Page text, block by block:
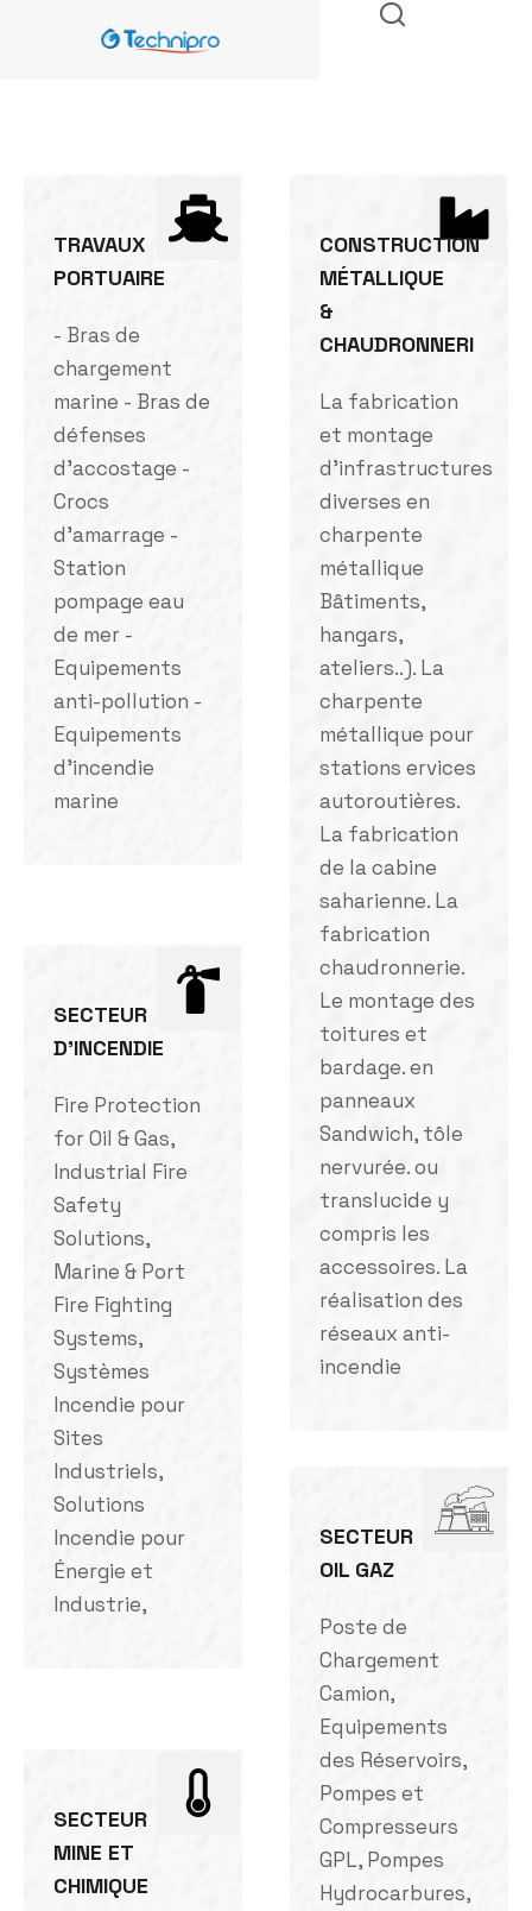
TRAVAUX
PORTUAIRE
- Bras de
chargement
marine - Bras de
défenses
d'accostage -
Crocs
d'amarrage -
Station
pompage eau
de mer -
Equipements
anti-pollution -
Equipements
d'incendie
marine
SECTEUR
D'INCENDIE
Fire Protection
for Oil & Gas,
Industrial Fire
Safety
Solutions,
Marine & Port
Fire Fighting
Systems,
Systèmes
Incendie pour
Sites
Industriels,
Solutions
Incendie pour
Énergie et
Industrie,
SECTEUR
MINE ET
CHIMIQUE
CONSTRUCTION
MÉTALLIQUE
&
CHAUDRONNERI
La fabrication
et montage
d'infrastructures
diverses en
charpente
métallique
Bâtiments,
hangars,
ateliers..). La
charpente
métallique pour
stations ervices
autoroutières.
La fabrication
de la cabine
saharienne. La
fabrication
chaudronnerie.
Le montage des
toitures et
bardage. en
panneaux
Sandwich, tôle
nervurée. ou
translucide y
compris les
accessoires. La
réalisation des
réseaux anti-
incendie
SECTEUR
OIL GAZ
Poste de
Chargement
Camion,
Equipements
des Réservoirs,
Pompes et
Compresseurs
GPL, Pompes
Hydrocarbures,